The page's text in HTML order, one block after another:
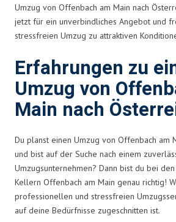
Umzug von Offenbach am Main nach
jetzt für ein unverbindliches Angebot und
stressfreien Umzug zu attraktiven
Erfahrungen zu
Umzug von
Main nach
Du planst einen Umzug von Offenbach am
und bist auf der Suche nach einem
Umzugsunternehmen? Dann bist du bei
Kellern Offenbach am Main genau richtig!
professionellen und stressfreien
auf deine Bedürfnisse zugeschnitten ist.